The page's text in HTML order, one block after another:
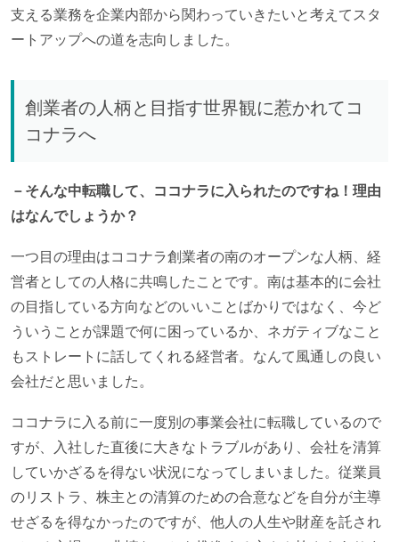
支える業務を企業内部から関わっていきたいと考えてスタ
ートアップへの道を志向しました。
創業者の人柄と目指す世界観に惹かれてコ
コナラへ
－そんな中転職して、ココナラに入られたのですね！理由
はなんでしょうか？
一つ目の理由はココナラ創業者の南のオープンな人柄、経
営者としての人格に共鳴したことです。南は基本的に会社
の目指している方向などのいいことばかりではなく、今ど
ういうことが課題で何に困っているか、ネガティブなこと
もストレートに話してくれる経営者。なんて風通しの良い
会社だと思いました。
ココナラに入る前に一度別の事業会社に転職しているので
すが、入社した直後に大きなトラブルがあり、会社を清算
していかざるを得ない状況になってしまいました。従業員
のリストラ、株主との清算のための合意などを自分が主導
せざるを得なかったのですが、他人の人生や財産を託され